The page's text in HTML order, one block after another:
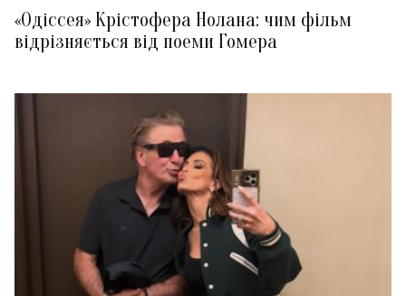
«Одіссея» Крістофера Нолана: чим фільм
відрізняється від поеми Гомера